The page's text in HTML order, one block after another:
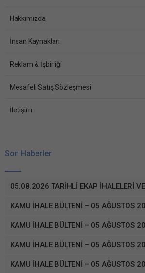
Hakkımızda
İnsan Kaynakları
Reklam & İşbirliği
Mesafeli Satış Sözleşmesi
İletişim
Son Haberler
05.08.2026 TARİHLİ EKAP İHALELERİ
KAMU İHALE BÜLTENİ – 05 AĞUSTOS
KAMU İHALE BÜLTENİ – 05 AĞUSTOS
KAMU İHALE BÜLTENİ – 05 AĞUSTOS
KAMU İHALE BÜLTENİ – 05 AĞUSTOS